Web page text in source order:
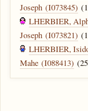
Joseph (I073845)
LHERBIER,
Joseph (I073821)
LHERBIER,
Mahe (I088413)